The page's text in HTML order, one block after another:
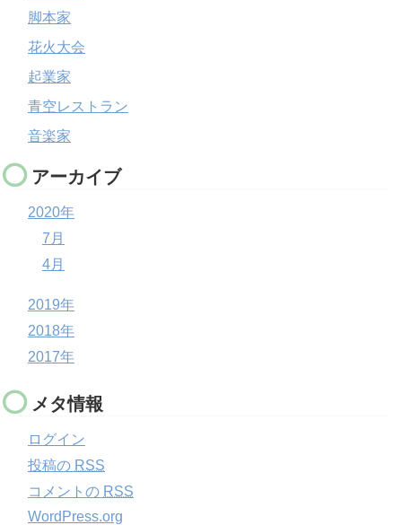
脚本家
花火大会
起業家
青空レストラン
音楽家
アーカイブ
2020年
7月
4月
2019年
2018年
2017年
メタ情報
ログイン
投稿の RSS
コメントの RSS
WordPress.org